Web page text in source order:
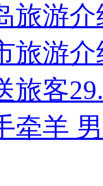
旅游介
旅游介
旅客
牵羊